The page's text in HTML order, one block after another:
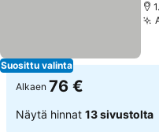
Suosittu valinta
Alkaen 76 €
Näytä hinnat 13 sivustolta